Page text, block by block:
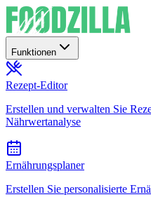
Funktionen
Rezept-Editor
Erstellen und verwalten Sie
Nährwertanalyse
Ernährungsplaner
Erstellen Sie personalisierte